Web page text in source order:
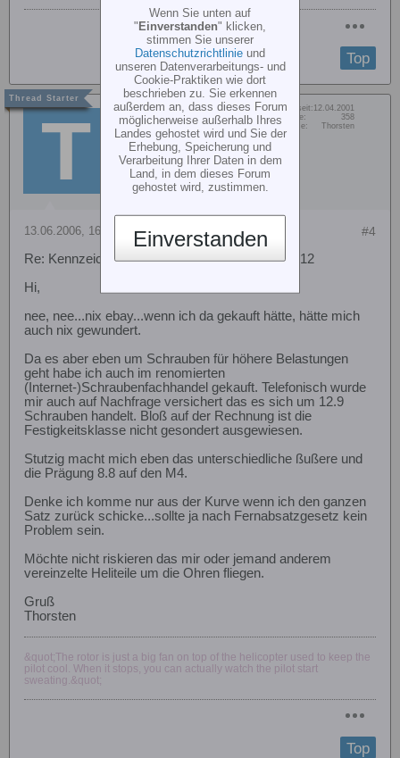
Top
Thorsten Gleisberg
Member
Dabei seit: 12.04.2001
Beiträge:
358
Vorname:
Thorsten
#4
13.06.2006, 16:32
Re: Kennzeichnung Festigkeitsklasse M3 DIN912
Hi,
nee, nee...nix ebay...wenn ich da gekauft hätte, hätte mich
auch nix gewundert.
Da es aber eben um Schrauben für höhere Belastungen
geht habe ich auch im renomierten
(Internet-)Schraubenfachhandel gekauft. Telefonisch wurde
mir auch auf Nachfrage versichert das es sich um 12.9
Schrauben handelt. Bloß auf der Rechnung ist die
Festigkeitsklasse nicht gesondert ausgewiesen.
Stutzig macht mich eben das unterschiedliche ßußere und
die Prägung 8.8 auf den M4.
Denke ich komme nur aus der Kurve wenn ich den ganzen
Satz zurück schicke...sollte ja nach Fernabsatzgesetz kein
Problem sein.
Möchte nicht riskieren das mir oder jemand anderem
vereinzelte Heliteile um die Ohren fliegen.
Gruß
Thorsten
&quot;The rotor is just a big fan on top of the helicopter used to keep the
pilot cool. When it stops, you can actually watch the pilot start
sweating.&quot;
Top
Wenn Sie unten auf
" Einverstanden" klicken,
stimmen Sie unserer
Datenschutzrichtlinie und
unseren Datenverarbeitungs- und
Cookie-Praktiken wie dort
beschrieben zu. Sie erkennen
außerdem an, dass dieses Forum
möglicherweise außerhalb Ihres
Landes gehostet wird und Sie der
Erhebung, Speicherung und
Verarbeitung Ihrer Daten in dem
Land, in dem dieses Forum
gehostet wird, zustimmen.
Einverstanden